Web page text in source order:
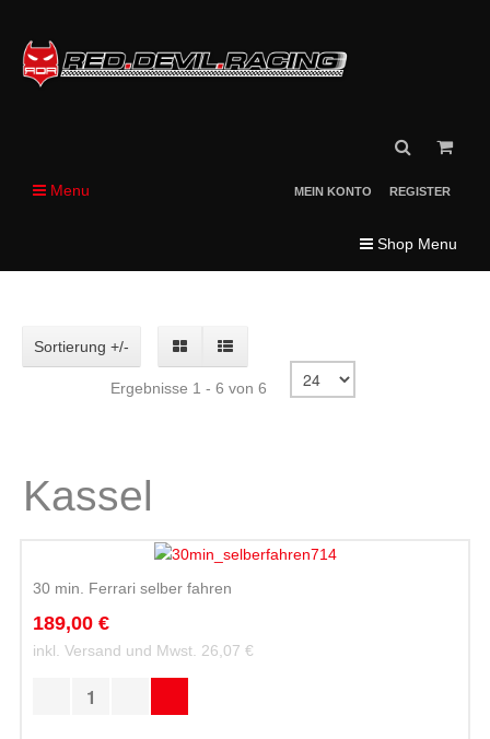
MEIN KONTO REGISTER
Menu
Shop Menu
Sortierung +/-
Ergebnisse 1 - 6 von 6
Kassel
30 min. Ferrari selber fahren
189,00 €
inkl. Versand und Mwst. 26,07 €